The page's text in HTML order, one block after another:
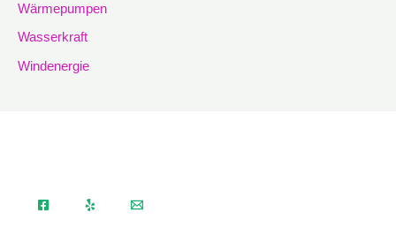
Wärmepumpen
Wasserkraft
Windenergie